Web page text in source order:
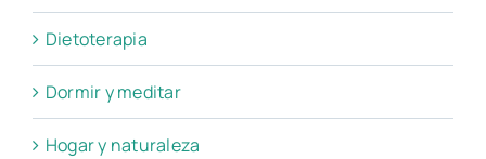
Dietoterapia
Dormir y meditar
Hogar y naturaleza